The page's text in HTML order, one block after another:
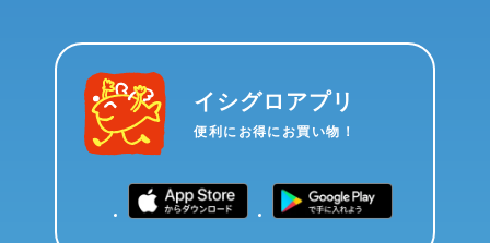
イシグロアプリ
便利にお得にお買い物！